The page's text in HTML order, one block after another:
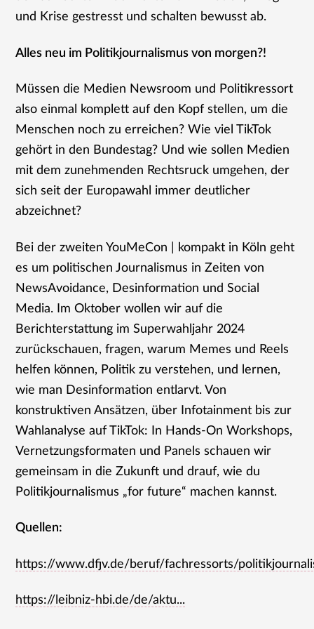
und Krise gestresst und schalten bewusst ab.
Alles neu im Politikjournalismus von morgen?!
Müssen die Medien Newsroom und Politikressort
also einmal komplett auf den Kopf stellen, um die
Menschen noch zu erreichen? Wie viel TikTok
gehört in den Bundestag? Und wie sollen Medien
mit dem zunehmenden Rechtsruck umgehen, der
sich seit der Europawahl immer deutlicher
abzeichnet?
Bei der zweiten YouMeCon | kompakt in Köln geht
es um politischen Journalismus in Zeiten von
NewsAvoidance, Desinformation und Social
Media. Im Oktober wollen wir auf die
Berichterstattung im Superwahljahr 2024
zurückschauen, fragen, warum Memes und Reels
helfen können, Politik zu verstehen, und lernen,
wie man Desinformation entlarvt. Von
konstruktiven Ansätzen, über Infotainment bis zur
Wahlanalyse auf TikTok: In Hands-On Workshops,
Vernetzungsformaten und Panels schauen wir
gemeinsam in die Zukunft und drauf, wie du
Politikjournalismus „for future“ machen kannst.
Quellen:
https://www.dfjv.de/beruf/fachressorts/
https://leibniz-hbi.de/de/aktu...